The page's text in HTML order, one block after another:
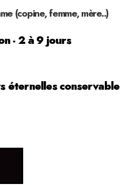
(copine, femme, mère..)
- 2 à 9 jours
éternelles conservable